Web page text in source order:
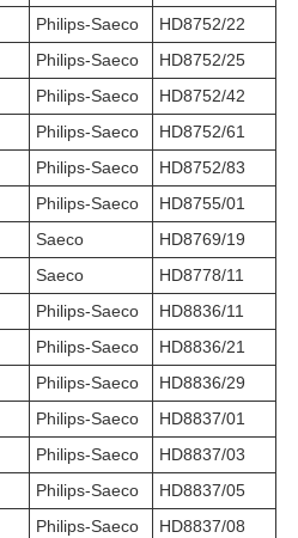
Philips-Saeco
HD8752/22
Philips-Saeco
HD8752/25
Philips-Saeco
HD8752/42
Philips-Saeco
HD8752/61
Philips-Saeco
HD8752/83
Philips-Saeco
HD8755/01
Saeco
HD8769/19
Saeco
HD8778/11
Philips-Saeco
HD8836/11
Philips-Saeco
HD8836/21
Philips-Saeco
HD8836/29
Philips-Saeco
HD8837/01
Philips-Saeco
HD8837/03
Philips-Saeco
HD8837/05
Philips-Saeco
HD8837/08